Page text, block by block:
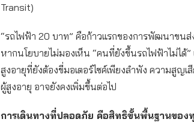
Transit)
“รถไฟฟ้า 20 บาท” คือก้าวแรกของการพัฒนาขนส่
หากนโยบายไม่มองเห็น “คนที่ยังขึ้นรถไฟฟ้าไม่ไ
สูงอายุที่ยังต้องขี่มอเตอร์ไซค์เพียงลำพัง ความสูญ
ผู้สูงอายุ อาจยังคงเพิ่มขึ้นต่อไป
การเดินทางที่ปลอดภัย คือสิทธิขั้นพื้นฐานของ